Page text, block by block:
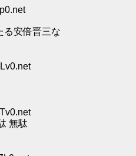
る安倍晋三な
無駄